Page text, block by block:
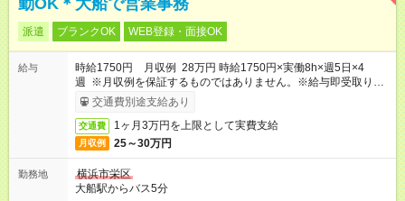
勤OK＊大船で営業事務
派遣 ブランクOK WEB登録・面接OK
給与
時給1750円 月収例 28万円 時給1750円×実働8h×週5日×4
週 ※月収例を保証するものではありません。※給与即受取りサ
ービス利用可（利用条件有）
交通費別途支給あり
交通費 1ヶ月3万円を上限として実費支給
月収例 25～30万円
勤務地
横浜市栄区
大船駅からバス5分